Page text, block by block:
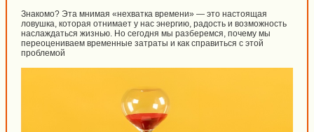
Знакомо? Эта мнимая «нехватка времени» — это настоящая
ловушка, которая отнимает у нас энергию, радость и возможность
наслаждаться жизнью. Но сегодня мы разберемся, почему мы
переоцениваем временные затраты и как справиться с этой
проблемой